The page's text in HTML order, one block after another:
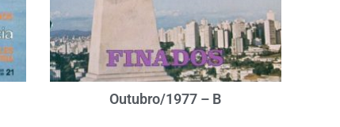
Outubro/1977 – B